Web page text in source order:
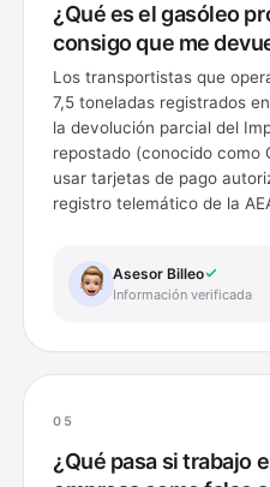
¿Qué es el gasóleo
consigo que me
Los transportistas que
7,5 toneladas registrados
la devolución parcial del
repostado (conocido como
usar tarjetas de pago
registro telemático de la
Asesor Billeo
Información verificada
05
¿Qué pasa si trabajo